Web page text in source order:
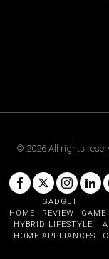
© 2026 All rights
HOME
GADGET
REVIEW
GAME
HYBRID LIFESTYLE
HOME APPLIANCES